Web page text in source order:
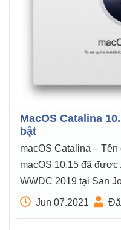
MacOS Catalina
bật
macOS Catalina –
macOS 10.15 đã
WWDC 2019 tại San
Jun 07.2021